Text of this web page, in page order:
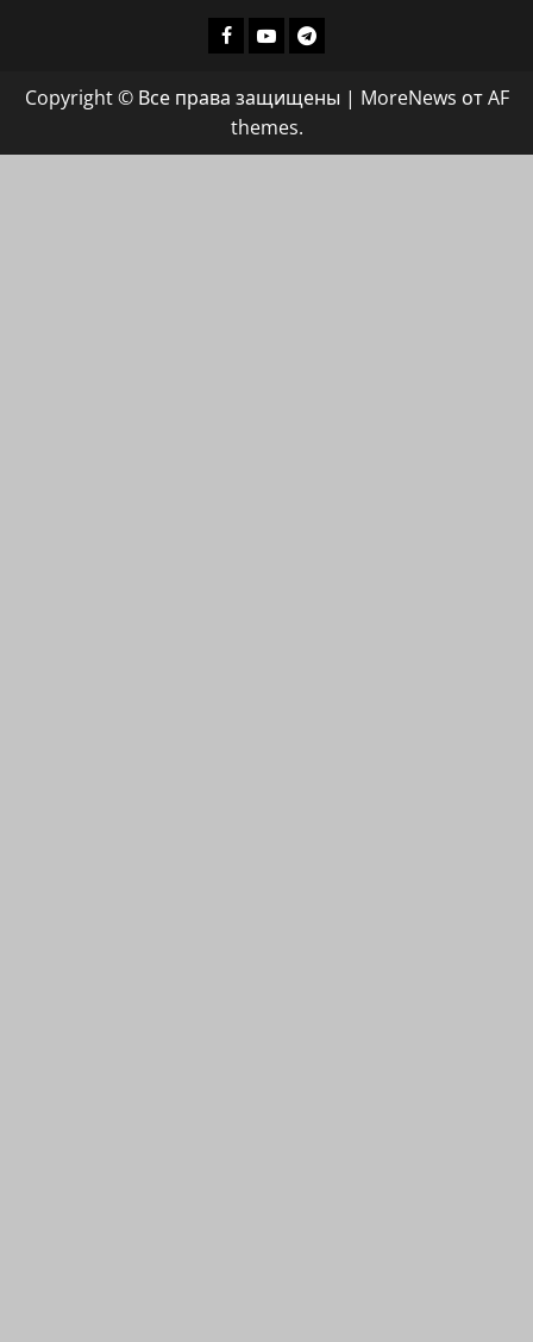
Facebook
ХАЙФАИНФО
YoutubeТелеграмм
Copyright © Все права защищены | MoreNews от AF
themes.